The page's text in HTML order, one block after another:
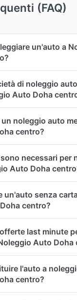
(FAQ)
un'auto a
di noleggio
Auto Doha
noleggio auto
centro?
necessari per
Auto Doha
un'auto senza
centro?
last minute
Auto Doha
l'auto a
centro?